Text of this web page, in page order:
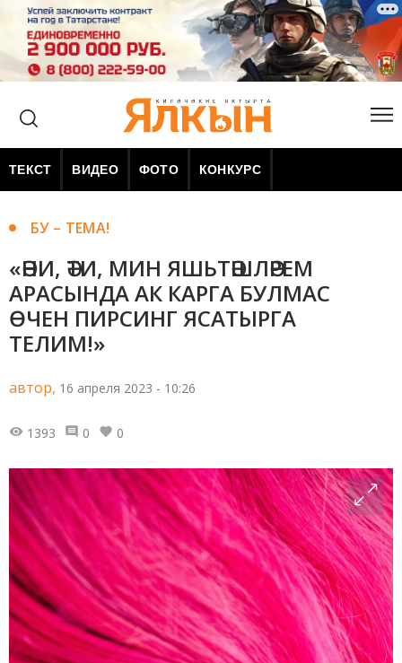
ТЕКСТ ВИДЕО ФОТО КОНКУРС
БУ – ТЕМА!
«ӘНИ, ӘТИ, МИН ЯШЬТӘШЛӘРЕМ
АРАСЫНДА АК КАРГА БУЛМАС
ӨЧЕН ПИРСИНГ ЯСАТЫРГА
ТЕЛИМ!»
автор, 16 апреля 2023 - 10:26
1393 0 0